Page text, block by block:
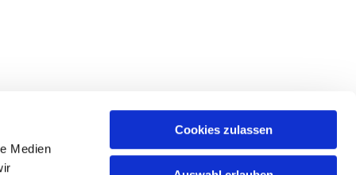
Medien
Cookies zulassen